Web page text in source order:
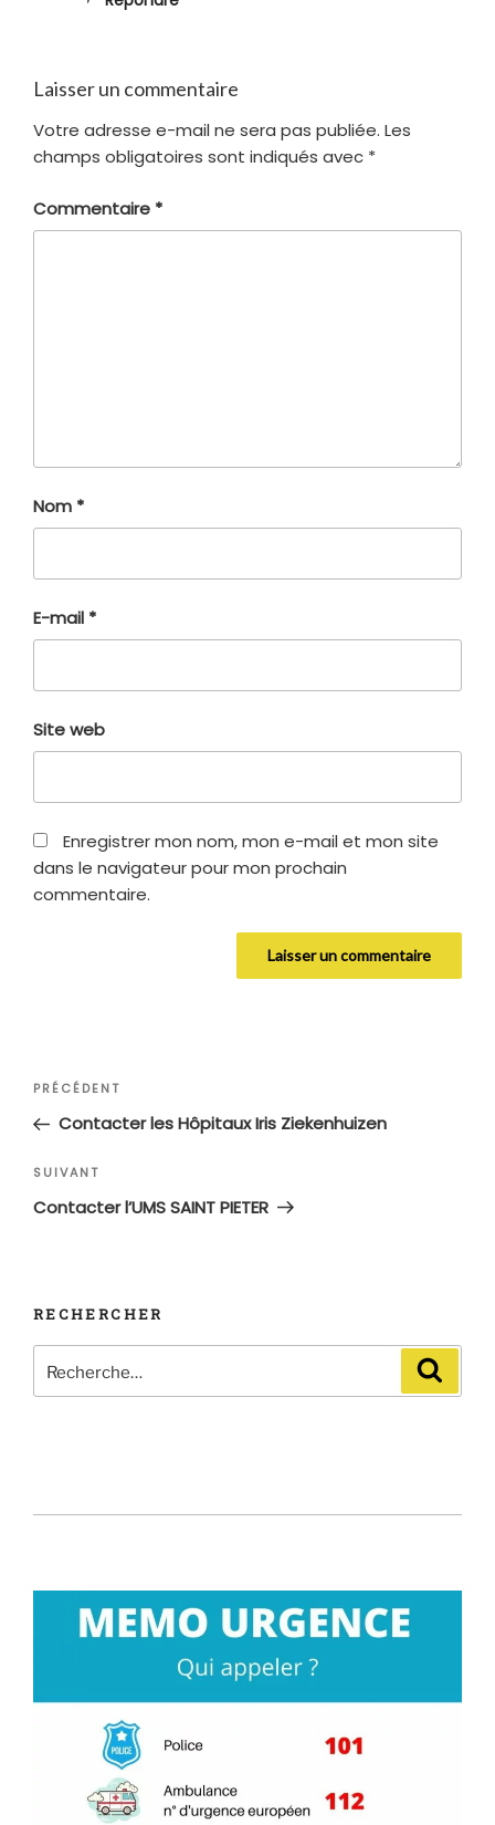
Laisser un commentaire
Votre adresse e-mail ne sera pas publiée. Les
champs obligatoires sont indiqués avec *
Commentaire *
Nom *
E-mail *
Site web
Enregistrer mon nom, mon e-mail et mon site
dans le navigateur pour mon prochain
commentaire.
Navigation
l’article
Article
précédent
PRÉCÉDENT
Contacter les Hôpitaux Iris Ziekenhuizen
Article
suivant
SUIVANT
Contacter l’UMS SAINT PIETER
RECHERCHER
pour